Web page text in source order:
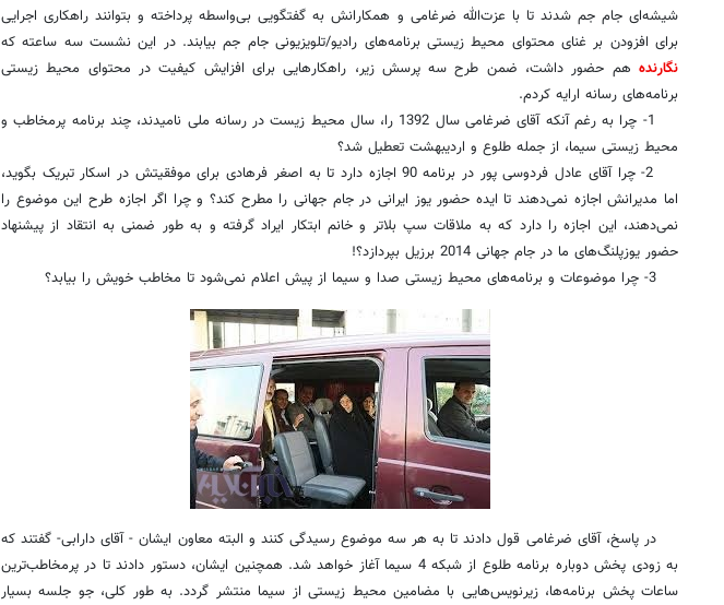
شیشه‌ای جام جم شدند تا با عزت‌الله ضرغامی و همکارانش به گفتگویی بی‌واسطه پرداخته و بتوانند راهکاری اجرایی
برای افزودن بر غنای محتوای محیط زیستی برنامه‌های رادیو/تلویزیونی جام جم بیابند. در این نشست سه ساعته که
نگارنده هم حضور داشت، ضمن طرح سه پرسش زیر، راهکارهایی برای افزایش کیفیت در محتوای محیط زیستی
برنامه‌های رسانه ارایه کردم.
1- چرا به رغم آنکه آقای ضرغامی سال 1392 را، سال محیط زیست در رسانه ملی نامیدند، چند برنامه پرمخاطب و
محیط زیستی سیما، از جمله طلوع و اردیبهشت تعطیل شد؟
2- چرا آقای عادل فردوسی پور در برنامه 90 اجازه دارد تا به اصغر فرهادی برای موفقیتش در اسکار تبریک بگوید،
اما مدیرانش اجازه نمی‌دهند تا ایده حضور یوز ایرانی در جام جهانی را مطرح کند؟ و چرا اگر اجازه طرح این موضوع را
نمی‌دهند، این اجازه را دارد که به ملاقات سپ بلاتر و خانم ابتکار ایراد گرفته و به طور ضمنی به انتقاد از پیشنهاد
حضور یوزپلنگ‌های ما در جام جهانی 2014 برزیل بپردازد؟!
در پاسخ، آقای ضرغامی قول دادند تا به هر سه موضوع رسیدگی کنند و البته معاون ایشان - آقای دارابی- گفتند که
به زودی پخش دوباره برنامه طلوع از شبکه 4 سیما آغاز خواهد شد. همچنین ایشان، دستور دادند تا در پرمخاطب‌ترین
ساعات پخش برنامه‌ها، زیرنویس‌هایی با مضامین محیط زیستی از سیما منتشر گردد. به طور کلی، جو جلسه بسیار